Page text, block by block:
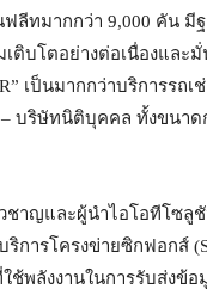
ลีทมากกว่า 9,000 คัน มี
ติบโตอย่างต่อเนื่องและ
เป็นมากกว่าบริการรถ
บริษัทนิติบุคคล ทั้งขนา
ชาญและผู้นำไอโอทีโซลู
การโครงข่ายซิกฟอกส์
ช้พลังงานในการรับส่งข้อ